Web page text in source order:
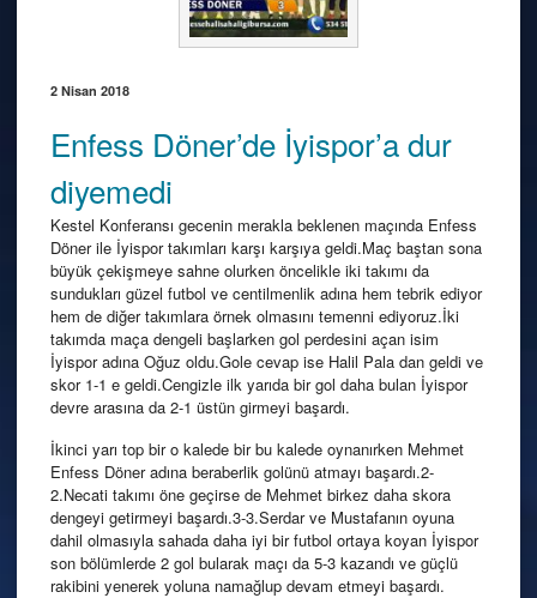
2 Nisan 2018
Enfess Döner’de İyispor’a dur
diyemedi
Kestel Konferansı gecenin merakla beklenen maçında Enfess
Döner ile İyispor takımları karşı karşıya geldi.Maç baştan sona
büyük çekişmeye sahne olurken öncelikle iki takımı da
sundukları güzel futbol ve centilmenlik adına hem tebrik ediyor
hem de diğer takımlara örnek olmasını temenni ediyoruz.İki
takımda maça dengeli başlarken gol perdesini açan isim
İyispor adına Oğuz oldu.Gole cevap ise Halil Pala dan geldi ve
skor 1-1 e geldi.Cengizle ilk yarıda bir gol daha bulan İyispor
devre arasına da 2-1 üstün girmeyi başardı.
İkinci yarı top bir o kalede bir bu kalede oynanırken Mehmet
Enfess Döner adına beraberlik golünü atmayı başardı.2-
2.Necati takımı öne geçirse de Mehmet birkez daha skora
dengeyi getirmeyi başardı.3-3.Serdar ve Mustafanın oyuna
dahil olmasıyla sahada daha iyi bir futbol ortaya koyan İyispor
son bölümlerde 2 gol bularak maçı da 5-3 kazandı ve güçlü
rakibini yenerek yoluna namağlup devam etmeyi başardı.